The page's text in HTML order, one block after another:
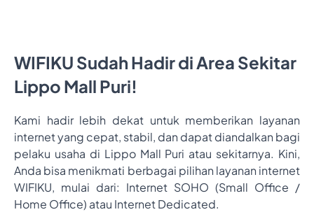
WIFIKU Sudah Hadir di Area Sekitar
Lippo Mall Puri!
Kami hadir lebih dekat untuk memberikan layanan
internet yang cepat, stabil, dan dapat diandalkan bagi
pelaku usaha di Lippo Mall Puri atau sekitarnya. Kini,
Anda bisa menikmati berbagai pilihan layanan internet
WIFIKU, mulai dari: Internet SOHO (Small Office /
Home Office) atau Internet Dedicated.